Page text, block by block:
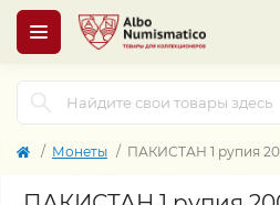
Монеты ПАКИСТАН 1 рупия